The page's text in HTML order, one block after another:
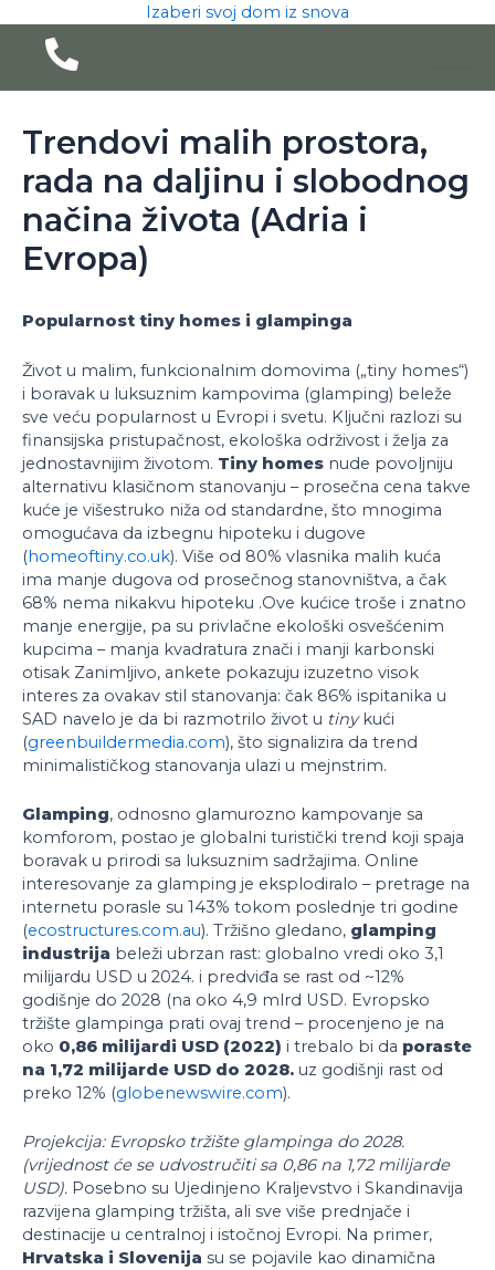
sadržaj
Izaberi svoj dom iz snova
Trendovi malih prostora,
rada na daljinu i slobodnog
načina života (Adria i
Evropa)
Popularnost tiny homes i glampinga
Život u malim, funkcionalnim domovima („tiny homes“)
i boravak u luksuznim kampovima (glamping) beleže
sve veću popularnost u Evropi i svetu. Ključni razlozi su
finansijska pristupačnost, ekološka održivost i želja za
jednostavnijim životom. Tiny homes nude povoljniju
alternativu klasičnom stanovanju – prosečna cena takve
kuće je višestruko niža od standardne, što mnogima
omogućava da izbegnu hipoteku i dugove
(homeoftiny.co.uk). Više od 80% vlasnika malih kuća
ima manje dugova od prosečnog stanovništva, a čak
68% nema nikakvu hipoteku .Ove kućice troše i znatno
manje energije, pa su privlačne ekološki osvešćenim
kupcima – manja kvadratura znači i manji karbonski
otisak Zanimljivo, ankete pokazuju izuzetno visok
interes za ovakav stil stanovanja: čak 86% ispitanika u
SAD navelo je da bi razmotrilo život u tinykući
(greenbuildermedia.com), što signalizira da trend
minimalističkog stanovanja ulazi u mejnstrim.
Glamping, odnosno glamurozno kampovanje sa
komforom, postao je globalni turistički trend koji spaja
boravak u prirodi sa luksuznim sadržajima. Online
interesovanje za glamping je eksplodiralo – pretrage na
internetu porasle su 143% tokom poslednje tri godine
(ecostructures.com.au). Tržišno gledano, glamping
industrija beleži ubrzan rast: globalno vredi oko 3,1
milijardu USD u 2024. i predviđa se rast od ~12%
godišnje do 2028 (na oko 4,9 mlrd USD. Evropsko
tržište glampinga prati ovaj trend – procenjeno je na
oko 0,86 milijardi USD (2022) i trebalo bi da poraste
na 1,72 milijarde USD do 2028. uz godišnji rast od
preko 12% (globenewswire.com).
Projekcija: Evropsko tržište glampinga do 2028.
(vrijednost će se udvostručiti sa 0,86 na 1,72 milijarde
USD). Posebno su Ujedinjeno Kraljevstvo i Skandinavija
razvijena glamping tržišta, ali sve više prednjače i
destinacije u centralnoj i istočnoj Evropi. Na primer,
Hrvatska i Slovenija su se pojavile kao dinamična